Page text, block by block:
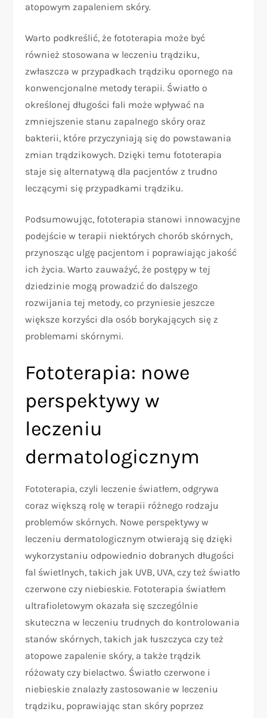
atopowym zapaleniem skóry.
Warto podkreślić, że fototerapia może być
również stosowana w leczeniu trądziku,
zwłaszcza w przypadkach trądziku opornego na
konwencjonalne metody terapii. Światło o
określonej długości fali może wpływać na
zmniejszenie stanu zapalnego skóry oraz
bakterii, które przyczyniają się do powstawania
zmian trądzikowych. Dzięki temu fototerapia
staje się alternatywą dla pacjentów z trudno
leczącymi się przypadkami trądziku.
Podsumowując, fototerapia stanowi innowacyjne
podejście w terapii niektórych chorób skórnych,
przynosząc ulgę pacjentom i poprawiając jakość
ich życia. Warto zauważyć, że postępy w tej
dziedzinie mogą prowadzić do dalszego
rozwijania tej metody, co przyniesie jeszcze
większe korzyści dla osób borykających się z
problemami skórnymi.
Fototerapia: nowe
perspektywy w
leczeniu
dermatologicznym
Fototerapia, czyli leczenie światłem, odgrywa
coraz większą rolę w terapii różnego rodzaju
problemów skórnych. Nowe perspektywy w
leczeniu dermatologicznym otwierają się dzięki
wykorzystaniu odpowiednio dobranych długości
fal świetlnych, takich jak UVB, UVA, czy też światło
czerwone czy niebieskie. Fototerapia światłem
ultrafioletowym okazała się szczególnie
skuteczna w leczeniu trudnych do kontrolowania
stanów skórnych, takich jak łuszczyca czy też
atopowe zapalenie skóry, a także trądzik
różowaty czy bielactwo. Światło czerwone i
niebieskie znalazły zastosowanie w leczeniu
trądziku, poprawiając stan skóry poprzez